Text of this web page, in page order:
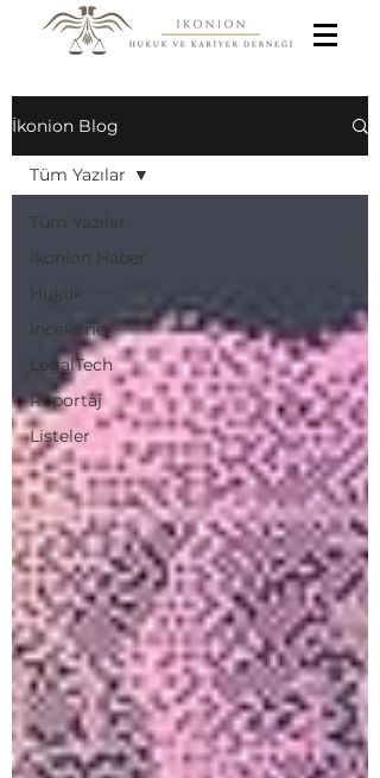
İkonion Blog
Tüm Yazılar
İkonion Haber
Hukuk
İnceleme
LegalTech
Röportaj
Listeler
Tüm Yazılar